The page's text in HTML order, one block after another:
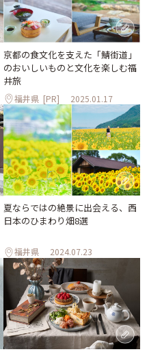
京都の食文化を支えた「鯖街道」
のおいしいものと文化を楽しむ福
井旅
福井県 [PR] 2025.01.17
夏ならではの絶景に出会える、西
日本のひまわり畑8選
福井県 2024.07.23